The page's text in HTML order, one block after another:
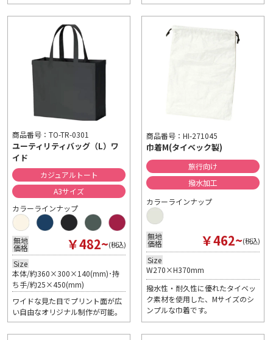
商品番号：TO-TR-0301
ユーティリティバッグ（L）ワ
イド
カジュアルトート
A3サイズ
カラーラインナップ
無地
価格 ￥482~(税込)
Size
本体/約360×300×140(mm)･持
ち手/約25×450(mm)
ワイドな見た目でプリント面が広
い自由なオリジナル制作が可能。
商品番号：HI-271045
巾着M(タイベック製)
旅行向け
撥水加工
カラーラインナップ
無地
価格 ￥462~(税込)
Size
W270×H370mm
撥水性・耐久性に優れたタイベッ
ク素材を使用した、Mサイズのシ
ンプルな巾着です。